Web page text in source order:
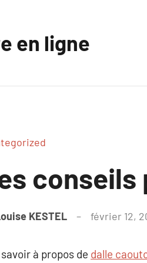
en ligne
KESTEL février 12,
à propos de dalle